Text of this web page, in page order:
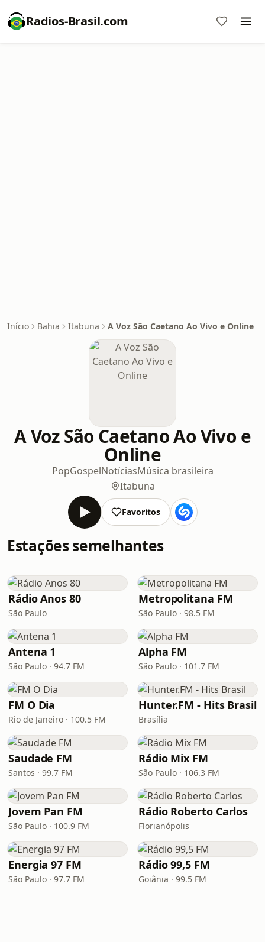
Radios-Brasil.com
Início Bahia Itabuna A Voz São Caetano Ao Vivo e Online
A Voz São Caetano Ao Vivo e
Online
PopGospelNotíciasMúsica brasileira
Itabuna
Favoritos
Estações semelhantes
Rádio Anos 80
São Paulo
Metropolitana FM
São Paulo · 98.5 FM
Antena 1
São Paulo · 94.7 FM
Alpha FM
São Paulo · 101.7 FM
FM O Dia
Rio de Janeiro · 100.5 FM
Hunter.FM - Hits Brasil
Brasília
Saudade FM
Santos · 99.7 FM
Rádio Mix FM
São Paulo · 106.3 FM
Jovem Pan FM
São Paulo · 100.9 FM
Rádio Roberto Carlos
Florianópolis
Energia 97 FM
São Paulo · 97.7 FM
Rádio 99,5 FM
Goiânia · 99.5 FM